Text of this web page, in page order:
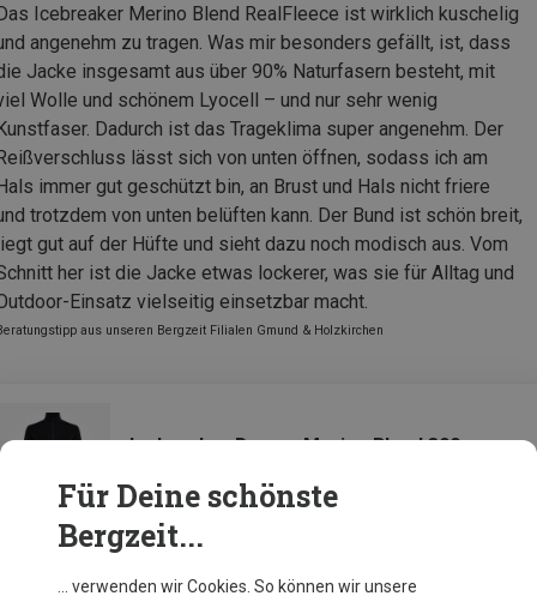
Icebreaker Merino Blend RealFleece ist wirklich kuschelig
angenehm zu tragen. Was mir besonders gefällt, ist, dass
Jacke insgesamt aus über 90% Naturfasern besteht, mit
Wolle und schönem Lyocell – und nur sehr wenig
Dadurch ist das Trageklima super angenehm. Der
lässt sich von unten öffnen, sodass ich am
immer gut geschützt bin, an Brust und Hals nicht friere
trotzdem von unten belüften kann. Der Bund ist schön breit,
gut auf der Hüfte und sieht dazu noch modisch aus. Vom
her ist die Jacke etwas lockerer, was sie für Alltag und
Einsatz vielseitig einsetzbar macht.
aus unseren Bergzeit Filialen Gmund & Holzkirchen
Icebreaker Damen Merino Blend 300
Zur Produktseite
Für Deine schönste
Bergzeit...
… verwenden wir Cookies. So können wir unsere